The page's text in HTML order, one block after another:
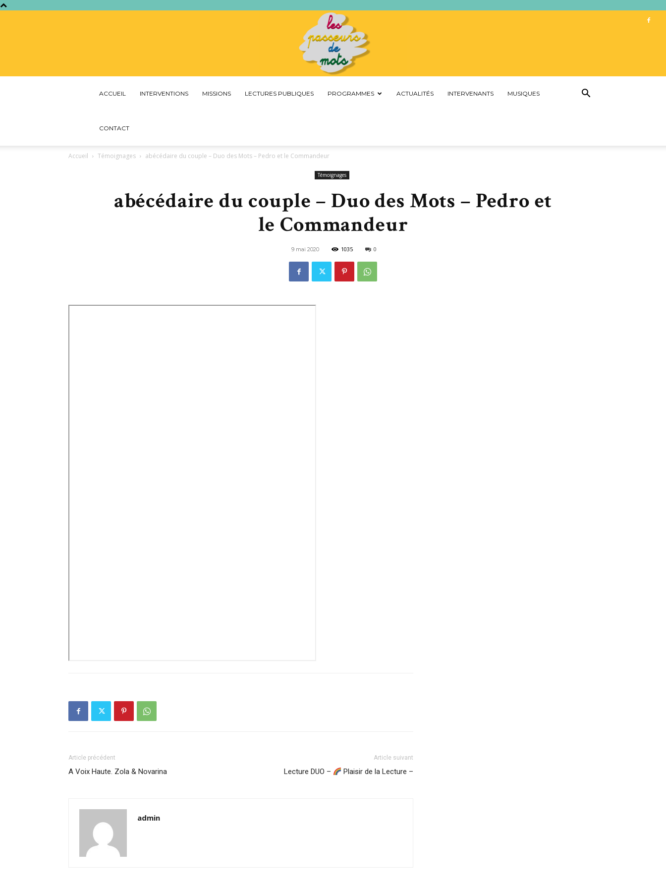
Passeurs
ACCUEIL INTERVENTIONS MISSIONS LECTURES PUBLIQUES PROGRAMMES ACTUALITÉS INTERVENANTS MUSIQUES
CONTACT
Accueil Témoignages abécédaire du couple – Duo des Mots – Pedro et le Commandeur
Témoignages
abécédaire du couple – Duo des Mots – Pedro et
le Commandeur
9 mai 2020 1035 0
Article précédent
A Voix Haute. Zola & Novarina
Article suivant
Lecture DUO – Plaisir de la Lecture –
admin